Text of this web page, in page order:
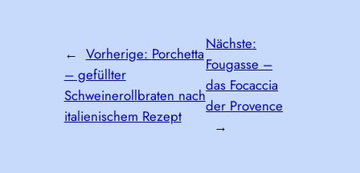
← Vorherige: Porchetta
– gefüllter
Schweinerollbraten nach
italienischem Rezept
Nächste:
Fougasse –
das Focaccia
der Provence
→